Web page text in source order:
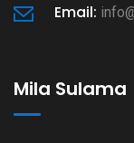
Email:
Mila Sulama